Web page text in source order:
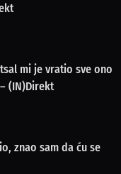
mi je vratio sve ono
(IN)Direkt
znao sam da ću se